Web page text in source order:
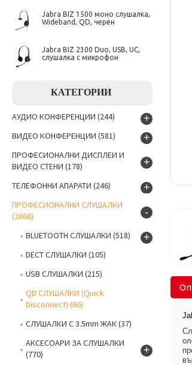
Jabra BIZ 1500 моно слушалка,
Wideband, QD, черен
Jabra BIZ 2300 Duo, USB, UC,
слушалка с микрофон
КАТЕГОРИИ
АУДИО КОНФЕРЕНЦИИ (244) +
ВИДЕО КОНФЕРЕНЦИИ (581) +
ПРОФЕСИОНАЛНИ ДИСПЛЕИ И
ВИДЕО СТЕНИ (178) +
ТЕЛЕФОННИ АПАРАТИ (246) +
ПРОФЕСИОНАЛНИ СЛУШАЛКИ
(2666)
-
BLUETOOTH СЛУШАЛКИ (518) +
DECT СЛУШАЛКИ (105)
USB СЛУШАЛКИ (215)
QD СЛУШАЛКИ (Quick
Disconnect) (66)
СЛУШАЛКИ С 3.5mm ЖАК(37)
АКСЕСОАРИ ЗА СЛУШАЛКИ
(770)
+